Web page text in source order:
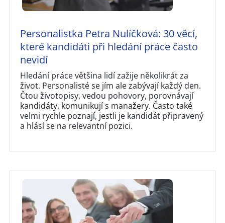
Personalistka Petra Nulíčková: 30 věcí,
které kandidáti při hledání práce často
nevidí
Hledání práce většina lidí zažije několikrát za
život. Personalisté se jím ale zabývají každý den.
Čtou životopisy, vedou pohovory, porovnávají
kandidáty, komunikují s manažery. Často také
velmi rychle poznají, jestli je kandidát připravený
a hlásí se na relevantní pozici.